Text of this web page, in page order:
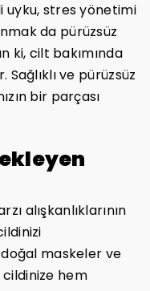
uyku, stres yönetimi
da pürüzsüz
ki, cilt bakımında
ve pürüzsüz
bir parçası
alışkanlıklarının
maskeler ve
hem